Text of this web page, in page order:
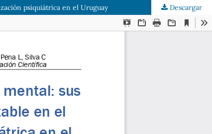
psiquiátrica en el Uruguay Descargar